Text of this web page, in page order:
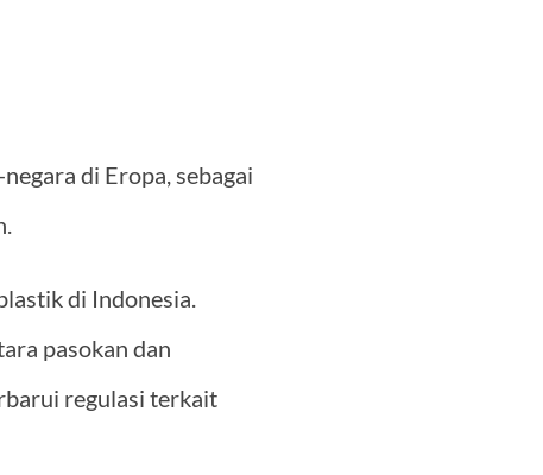
di Eropa, sebagai
di Indonesia.
pasokan dan
regulasi terkait